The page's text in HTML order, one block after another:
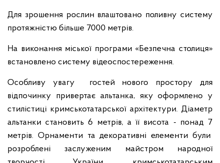
Для зрошення рослин влаштовано поливну систему
протяжністю більше 7000 метрів.
На виконання міської програми «Безпечна столиця»
встановлено систему відеоспостереження.
Особливу увагу гостей нового простору для
відпочинку привертає альтанка, яку оформлено у
стилістиці кримськотатарської архітектури. Діаметр
альтанки становить 6 метрів, а її висота - понад 7
метрів. Орнаменти та декоративні елементи були
розроблені заслуженим майстром народної